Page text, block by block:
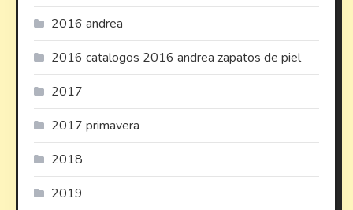
2016 andrea
2016 catalogos 2016 andrea zapatos de piel
2017
2017 primavera
2018
2019